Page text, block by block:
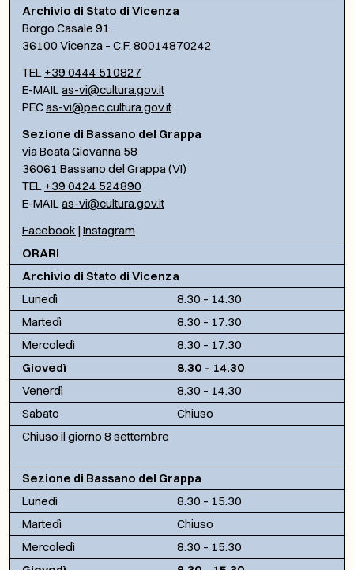
Archivio di Stato di Vicenza
Borgo Casale 91
36100 Vicenza – C.F. 80014870242
TEL +39 0444 510827
E-MAILas-vi@cultura.gov.it
PECas-vi@pec.cultura.gov.it
Sezione di Bassano del Grappa
via Beata Giovanna 58
36061 Bassano del Grappa (VI)
TEL +39 0424 524890
E-MAILas-vi@cultura.gov.it
Facebook | Instagram
ORARI
Archivio di Stato di Vicenza
Lunedì
8.30 – 14.30
Martedì
8.30 – 17.30
Mercoledì
8.30 – 17.30
Giovedì
8.30 – 14.30
Venerdì
8.30 – 14.30
Sabato
Chiuso
Chiuso il giorno 8 settembre
Sezione di Bassano del Grappa
Lunedì
8.30 – 15.30
Martedì
Chiuso
Mercoledì
8.30 – 15.30